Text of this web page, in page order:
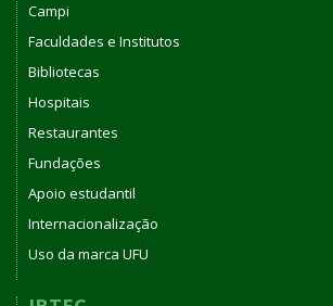
Campi
Faculdades e Institutos
Bibliotecas
Hospitais
Restaurantes
Fundações
Apoio estudantil
Internacionalização
Uso da marca UFU